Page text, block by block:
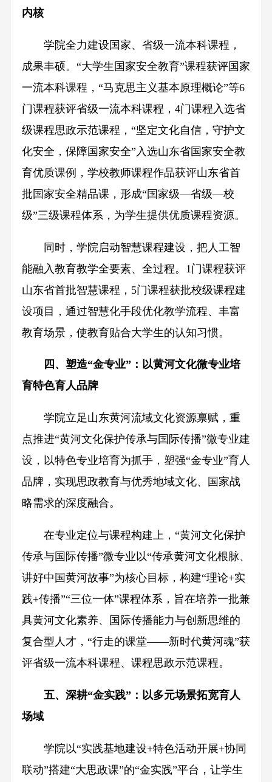
内核
学院全力建设国家、省级一流本科课程，
成果丰硕。“大学生国家安全教育”课程获评国家
一流本科课程，“马克思主义基本原理概论”等6
门课程获评省级一流本科课程，4门课程入选省
级课程思政示范课程，“坚定文化自信，守护文
化安全，保障国家安全”入选山东省国家安全教
育优质课例，学校教师课程作品获评山东省首
批国家安全精品课，形成“国家级—省级—校
级”三级课程体系，为学生提供优质课程资源。
同时，学院启动智慧课程建设，把人工智
能融入教育教学全要素、全过程。1门课程获评
山东省首批智慧课程，5门课程获批校级课程建
设项目，通过智慧化手段优化教学流程、丰富
教育场景，使教育贴合大学生的认知习惯。
四、塑造“金专业”：以黄河文化微专业培
育特色育人品牌
学院立足山东黄河流域文化资源禀赋，重
点推进“黄河文化保护传承与国际传播”微专业建
设，以特色专业培育为抓手，塑强“金专业”育人
品牌，实现思政教育与优秀地域文化、国家战
略需求的深度融合。
在专业定位与课程构建上，“黄河文化保护
传承与国际传播”微专业以“传承黄河文化根脉、
讲好中国黄河故事”为核心目标，构建“理论+实
践+传播”“三位一体”课程体系，旨在培养一批兼
具黄河文化素养、国际传播能力与创新思维的
复合型人才，“行走的课堂——新时代黄河魂”获
评省级一流本科课程、课程思政示范课程。
五、深耕“金实践”：以多元场景拓宽育人
场域
学院以“实践基地建设+特色活动开展+协同
联动”搭建“大思政课”的“金实践”平台，让学生